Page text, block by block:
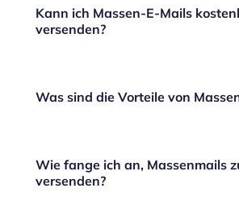
Kann ich Massen-E-Mails
versenden?
Was sind die Vorteile von
Wie fange ich an, Massenmails
versenden?